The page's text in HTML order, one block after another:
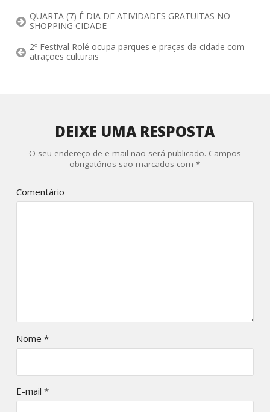
QUARTA (7) É DIA DE ATIVIDADES GRATUITAS NO
SHOPPING CIDADE
2º Festival Rolé ocupa parques e praças da cidade com
atrações culturais
DEIXE UMA RESPOSTA
O seu endereço de e-mail não será publicado. Campos
obrigatórios são marcados com*
Comentário
Nome *
E-mail *